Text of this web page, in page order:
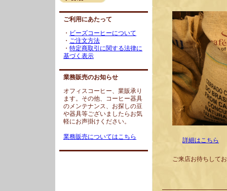
ご利用にあたって
・ ビーズコーヒーについて
・ ご注文方法
・ 特定商取引に関する法律に
基づく表示
業務販売のお知らせ
オフィスコーヒー、業販承り
ます。その他、コーヒー器具
のメンテナンス、お探しの豆
や器具等ございましたらお気
軽にお声掛けください。
業務販売についてはこちら 詳細はこちら
ご来店お待ちして